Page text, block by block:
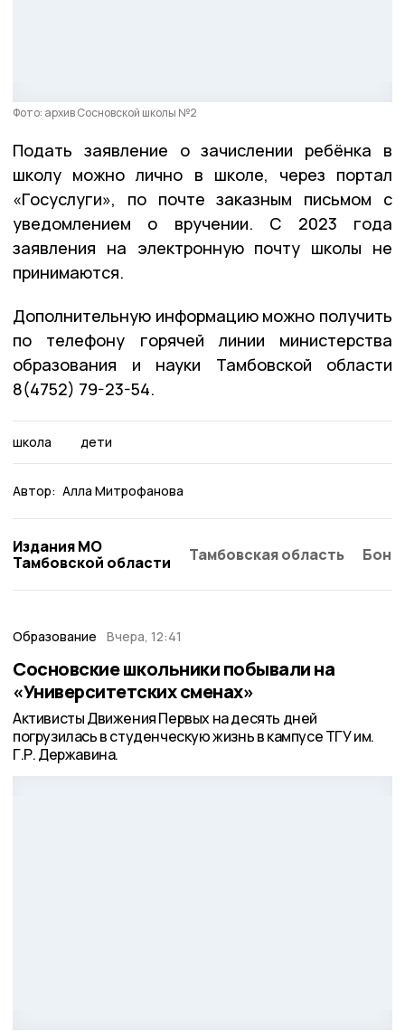
Фото: архив Сосновской школы №2
Подать заявление о зачислении ребёнка в
школу можно лично в школе, через портал
«Госуслуги», по почте заказным письмом с
уведомлением о вручении. С 2023 года
заявления на электронную почту школы не
принимаются.
Дополнительную информацию можно получить
по телефону горячей линии министерства
образования и науки Тамбовской области
8(4752) 79-23-54.
школа дети
Автор: Алла Митрофанова
Издания МО
Тамбовской области
Тамбовская область
Образование Вчера, 12:41
Сосновские школьники побывали на
«Университетских сменах»
Активисты Движения Первых на десять дней
погрузилась в студенческую жизнь в кампусе ТГУ им.
Г.Р. Державина.